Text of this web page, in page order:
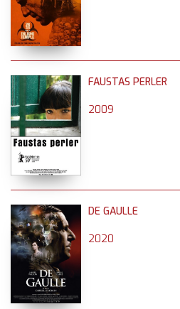
FAUSTAS PERLER
2009
DE GAULLE
2020